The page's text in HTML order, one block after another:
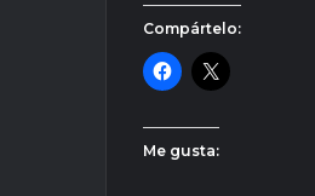
Compártelo:
Me gusta: